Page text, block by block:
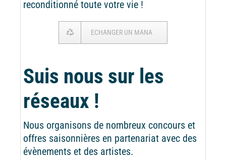
reconditionné toute votre vie !
ECHANGER UN MANA
Suis nous sur les
réseaux !
Nous organisons de nombreux concours et
offres saisonnières en partenariat avec des
évènements et des artistes.